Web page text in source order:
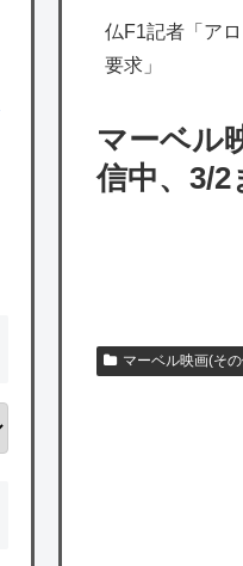
の為替介入再
韓国人「実
も感謝してる
応
海外「日本
本地震直後の
★【ワートリ
仏F1記者「ア
要求」
マーベル
信中、3/2
マーベル映画(そ